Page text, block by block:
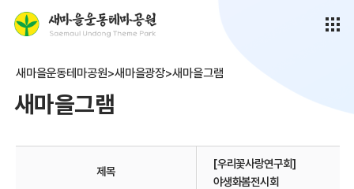
새마을운동테마공원>새마을광장>새마을그램
새마을그램
제목
[우리꽃사랑연구회]
야생화봄전시회